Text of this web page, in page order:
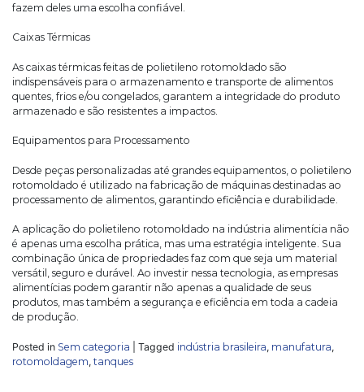
fazem deles uma escolha confiável.
Caixas Térmicas
As caixas térmicas feitas de polietileno rotomoldado são
indispensáveis para o armazenamento e transporte de alimentos
quentes, frios e/ou congelados, garantem a integridade do produto
armazenado e são resistentes a impactos.
Equipamentos para Processamento
Desde peças personalizadas até grandes equipamentos, o polietileno
rotomoldado é utilizado na fabricação de máquinas destinadas ao
processamento de alimentos, garantindo eficiência e durabilidade.
A aplicação do polietileno rotomoldado na indústria alimentícia não
é apenas uma escolha prática, mas uma estratégia inteligente. Sua
combinação única de propriedades faz com que seja um material
versátil, seguro e durável. Ao investir nessa tecnologia, as empresas
alimentícias podem garantir não apenas a qualidade de seus
produtos, mas também a segurança e eficiência em toda a cadeia
de produção.
Posted in Sem categoria Tagged indústria brasileira, manufatura,
rotomoldagem, tanques